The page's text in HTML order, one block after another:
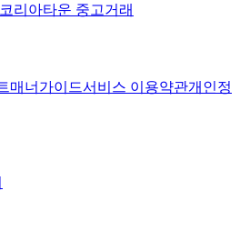
코리아타운 중고거래
매너가이드서비스 이용약관개인정